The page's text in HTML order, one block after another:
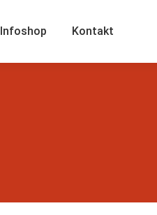
Infoshop Kontakt